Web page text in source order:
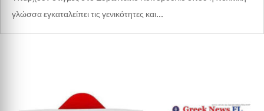
γλώσσα εγκαταλείπει τις γενικότητες και...